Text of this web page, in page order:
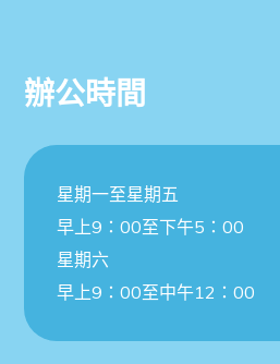
辦公時間
星期一至星期五
早上9：00至下午5：00
星期六
早上9：00至中午12：00